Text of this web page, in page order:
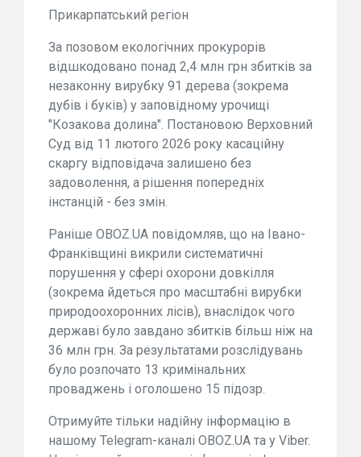
Прикарпатський регіон
За позовом екологічних прокурорів
відшкодовано понад 2,4 млн грн збитків за
незаконну вирубку 91 дерева (зокрема
дубів і буків) у заповідному урочищі
"Козакова долина". Постановою Верховний
Суд від 11 лютого 2026 року касаційну
скаргу відповідача залишено без
задоволення, а рішення попередніх
інстанцій - без змін.
Раніше OBOZ.UA повідомляв, що на Івано-
Франківщині викрили систематичні
порушення у сфері охорони довкілля
(зокрема йдеться про масштабні вирубки
природоохоронних лісів), внаслідок чого
державі було завдано збитків більш ніж на
36 млн грн. За результатами розслідувань
було розпочато 13 кримінальних
проваджень і оголошено 15 підозр.
Отримуйте тільки надійну інформацію в
нашому Telegram-каналі OBOZ.UA та у Viber.